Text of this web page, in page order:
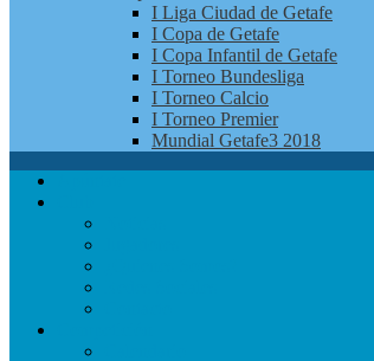
I Liga Ciudad de Getafe
I Copa de Getafe
I Copa Infantil de Getafe
I Torneo Bundesliga
I Torneo Calcio
I Torneo Premier
Mundial Getafe3 2018